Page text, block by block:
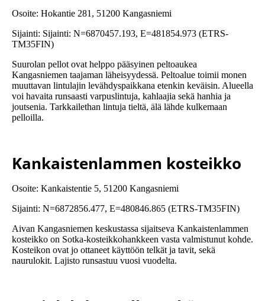
Osoite: Hokantie 281, 51200 Kangasniemi
Sijainti: Sijainti: N=6870457.193, E=481854.973 (ETRS-
TM35FIN)
Suurolan pellot ovat helppo pääsyinen peltoaukea
Kangasniemen taajaman läheisyydessä. Peltoalue toimii monen
muuttavan lintulajin levähdyspaikkana etenkin keväisin. Alueella
voi havaita runsaasti varpuslintuja, kahlaajia sekä hanhia ja
joutsenia. Tarkkailethan lintuja tieltä, älä lähde kulkemaan
pelloilla.
Kankaistenlammen kosteikko
Osoite: Kankaistentie 5, 51200 Kangasniemi
Sijainti: N=6872856.477, E=480846.865 (ETRS-TM35FIN)
Aivan Kangasniemen keskustassa sijaitseva Kankaistenlammen
kosteikko on Sotka-kosteikkohankkeen vasta valmistunut kohde.
Kosteikon ovat jo ottaneet käyttöön telkät ja tavit, sekä
naurulokit. Lajisto runsastuu vuosi vuodelta.